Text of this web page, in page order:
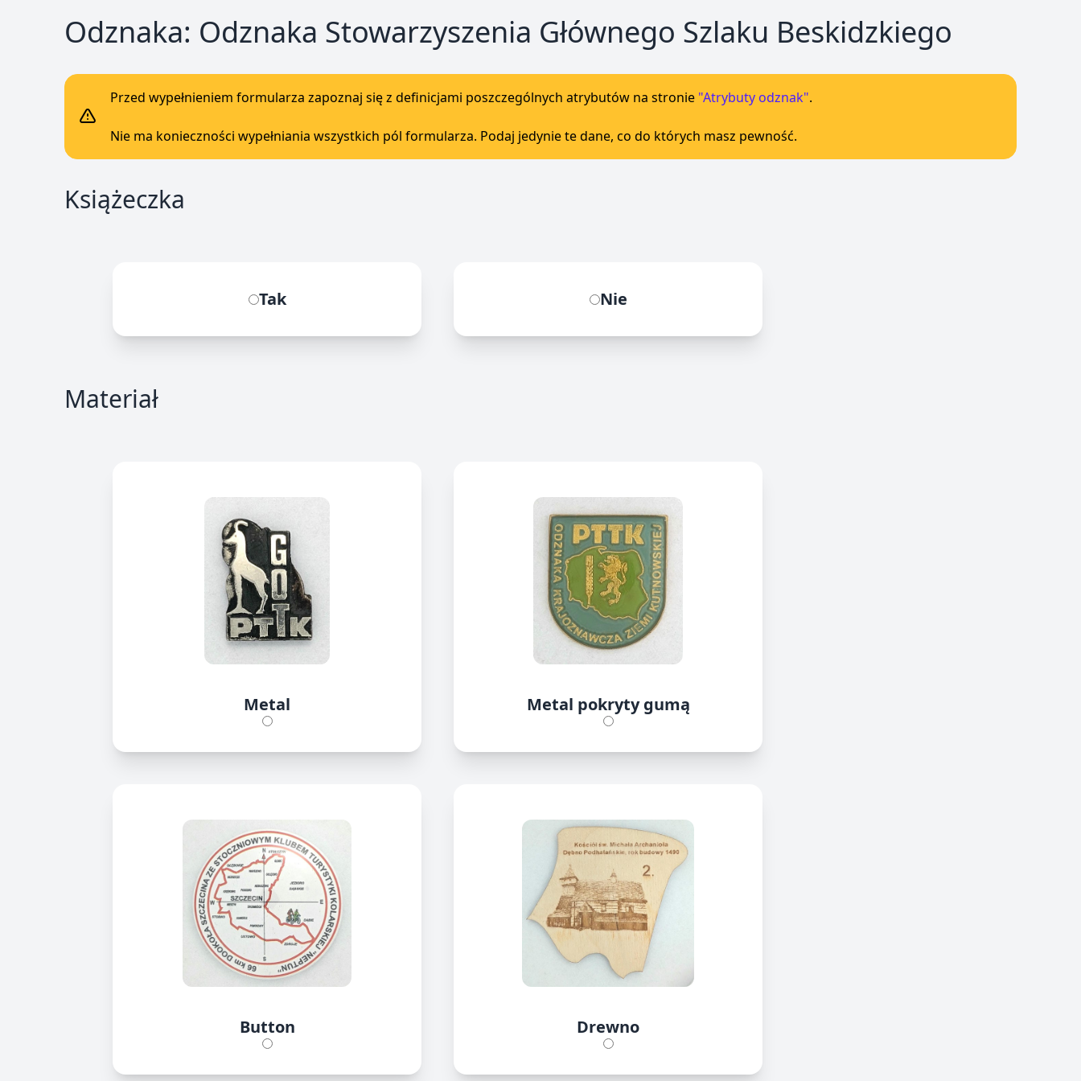
Odznaka: Odznaka Stowarzyszenia Głównego Szlaku Beskidzkiego
Przed wypełnieniem formularza zapoznaj się z definicjami poszczególnych atrybutów na stronie "Atrybuty odznak".
Nie ma konieczności wypełniania wszystkich pól formularza. Podaj jedynie te dane, co do których masz pewność.
Książeczka
Tak Nie
Materiał
Metal Metal pokryty gumą
Button Drewno